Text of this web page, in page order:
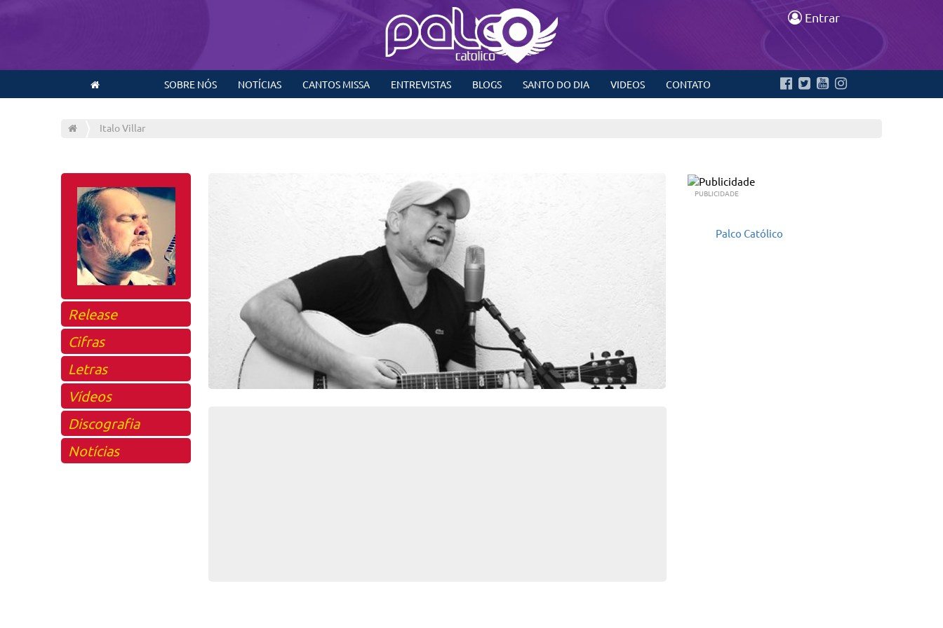
Entrar
SOBRE NÓS NOTÍCIAS CANTOS MISSA ENTREVISTAS BLOGS SANTO DO DIA VIDEOS CONTATO
Italo Villar
Release
Cifras
Letras
Vídeos
Discografia
Notícias
PUBLICIDADE
Palco Católico